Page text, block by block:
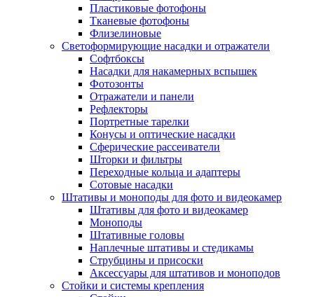
Пластиковые фотофоны
Тканевые фотофоны
Флизелиновые
Светоформирующие насадки и отражатели
Софтбоксы
Насадки для накамерных вспышек
Фотозонты
Отражатели и панели
Рефлекторы
Портретные тарелки
Конусы и оптические насадки
Сферические рассеиватели
Шторки и фильтры
Переходные кольца и адаптеры
Сотовые насадки
Штативы и моноподы для фото и видеокамер
Штативы для фото и видеокамер
Моноподы
Штативные головы
Наплечные штативы и стедикамы
Струбцины и присоски
Аксессуары для штативов и моноподов
Стойки и системы крепления